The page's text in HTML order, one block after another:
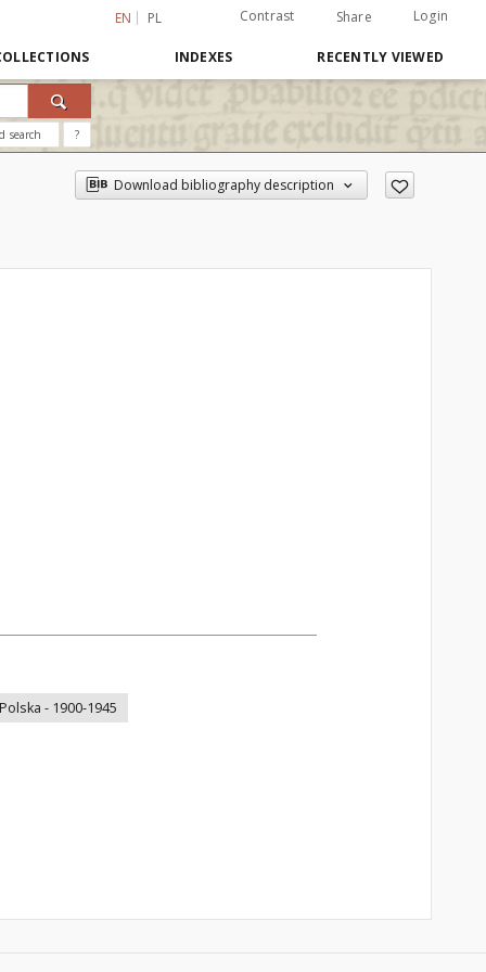
EN PL Contrast Share Login
INDEXES RECENTLY VIEWED
search ?
Download bibliography description
- 1900-1945